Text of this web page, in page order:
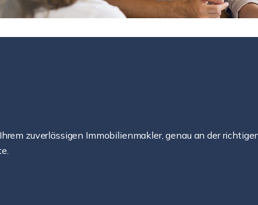
zuverlässigen Immobilienmakler, genau an der